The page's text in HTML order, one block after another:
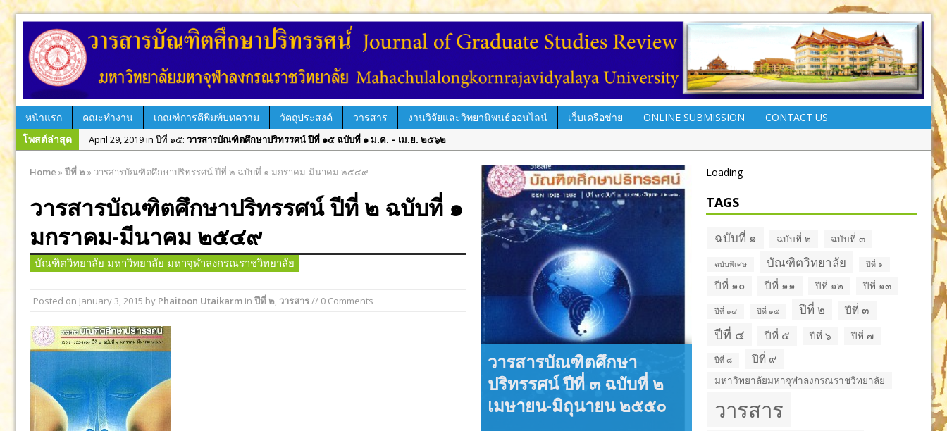
หน้าแรก คณะทำงาน เกณฑ์การตีพิมพ์บทความ วัตถุประสงค์ วารสาร งานวิจัยและวิทยานิพนธ์ออนไลน์ เว็บเครือข่าย ONLINE SUBMISSION
CONTACT US
โพสต์ล่าสุด
April 29, 2019 in ปีที่ ๑๕: วารสารบัณฑิตศึกษาปริทรรศน์ ปีที่ ๑๕ ฉบับที่ ๑ ม.ค. – เม.ย. ๒๕๖๒
December 31, 2018 in ปีที่ ๑๔:วารสารบัณฑิตศึกษาปริทรรศน์ ปีที่ ๑๔ ฉบับที่ ๓ ก.ย. – ธ.ค. ๒๕๖๑
September 12, 2018 in ฉบับพิเศษ: วารสารบัณฑิตศึกษาปริทรรศน์ ปีที่ ๑๔ ฉบับพิเศษ เล่ม ๑ มิ.ย. – ก.ย. ๒๕๖๑
วารสารบัณฑิตศึกษาปริทรรศน์ ปีที่ ๑๔ ฉบับที่ ๒ พ.ค. – ส.ค. ๒๕๖๑
April 10, 2018 in ปีที่ ๑๔:วารสารบัณฑิตศึกษาปริทรรศน์ ปีที่ ๑๔ ฉบับที่ ๑ ม.ค. – เม.ย. ๒๕๖๑
December 28, 2017 in ปีที่ ๑๓: วารสารบัณฑิตศึกษาปริทรรศน์ ปีที่ ๑๓ ฉบับที่ ๓ ก.ย.– ธ.ค. ๒๕๖๐
August 31, 2017 in ปีที่ ๑๓:วารสารบัณฑิตศึกษาปริทรรศน์ ปีที่ ๑๓ ฉบับที่ ๒ พ.ค.– ส.ค. ๒๕๖๐
June 29, 2017 in ฉบับพิเศษ:วารสารบัณฑิตศึกษาปริทรรศน์ ปีที่ ๑๓ ฉบับพิเศษ เล่ม ๓ มิถุนายน ๒๕๖๐
June 29, 2017 in ฉบับพิเศษ:
วารสารบัณฑิตศึกษาปริทรรศน์ ปีที่ ๑๓ ฉบับพิเศษ เล่ม ๒ มิถุนายน ๒๕๖๐
วารสารบัณฑิตศึกษาปริทรรศน์ ใช้ระบบ ThaiJO ตั้งแต่ปีที่ ๑๕ ฉบับที่ ๑ มกราคม-เมษายน ๖๒ เป็นต้นไป
Home »ปีที่ ๒» วารสารบัณฑิตศึกษาปริทรรศน์ ปีที่ ๒ ฉบับที่ ๑ มกราคม-มีนาคม ๒๕๔๙
วารสารบัณฑิตศึกษาปริทรรศน์ ปีที่ ๒ ฉบับที่ ๑
มกราคม-มีนาคม ๒๕๔๙
บัณฑิตวิทยาลัย มหาวิทยาลัย มหาจุฬาลงกรณราชวิทยาลัย
Posted on January 3, 2015 by Phaitoon Utaikarm in ปีที่ ๒, วารสาร// 0 Comments
วารสารบัณฑิตศึกษา
ปริทรรศน์ ปีที่ ๓ ฉบับที่ ๒
เมษายน-มิถุนายน ๒๕๕๐
วารสารบัณฑิตศึกษา
ปริทรรศน์ ปีที่ ๑๑ ฉบับที่ ๓
กันยายน-ธันวาคม ๒๕๕๘
วา
ปริ
เม
Loading
TAGS
ฉบับที่ ๑ ฉบับที่ ๒ ฉบับที่ ๓
ฉบับพิเศษ บัณฑิตวิทยาลัย ปีที่ ๑
ปีที่ ๑๐ ปีที่ ๑๑ ปีที่ ๑๒ ปีที่ ๑๓
ปีที่ ๑๔ ปีที่ ๑๕ ปีที่ ๒ ปีที่ ๓
ปีที่ ๔ ปีที่ ๕ ปีที่ ๖ ปีที่ ๗
ปีที่ ๘ ปีที่ ๙
มหาวิทยาลัยมหาจุฬาลงกรณราชวิทยาลัย
วารสาร